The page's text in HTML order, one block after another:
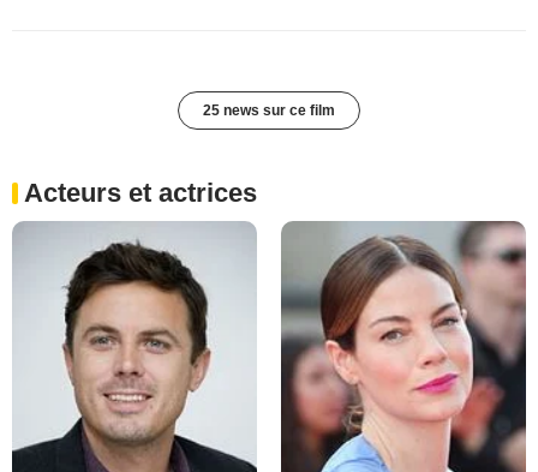
25 news sur ce film
Acteurs et actrices